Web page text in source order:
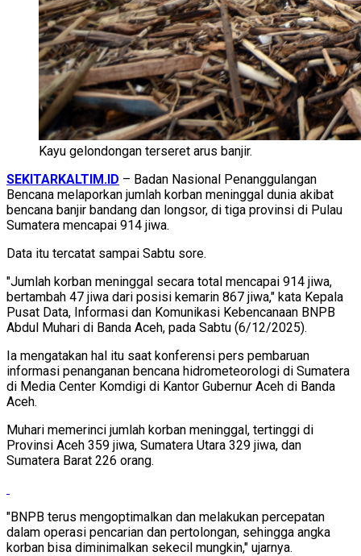
Kayu gelondongan terseret arus banjir.
SEKITARKALTIM.ID – Badan Nasional Penanggulangan
Bencana melaporkan jumlah korban meninggal dunia akibat
bencana banjir bandang dan longsor, di tiga provinsi di Pulau
Sumatera mencapai 914 jiwa.
Data itu tercatat sampai Sabtu sore.
"Jumlah korban meninggal secara total mencapai 914 jiwa,
bertambah 47 jiwa dari posisi kemarin 867 jiwa," kata Kepala
Pusat Data, Informasi dan Komunikasi Kebencanaan BNPB
Abdul Muhari di Banda Aceh, pada Sabtu (6/12/2025).
Ia mengatakan hal itu saat konferensi pers pembaruan
informasi penanganan bencana hidrometeorologi di Sumatera
di Media Center Komdigi di Kantor Gubernur Aceh di Banda
Aceh.
Muhari memerinci jumlah korban meninggal, tertinggi di
Provinsi Aceh 359 jiwa, Sumatera Utara 329 jiwa, dan
Sumatera Barat 226 orang.
"BNPB terus mengoptimalkan dan melakukan percepatan
dalam operasi pencarian dan pertolongan, sehingga angka
korban bisa diminimalkan sekecil mungkin," ujarnya.